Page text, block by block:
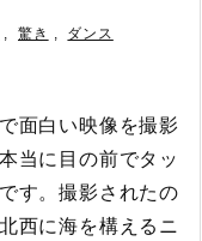
, 驚き , ダンス
面白い映像を撮影
当に目の前でタッ
す。撮影されたの
西に海を構えるニ